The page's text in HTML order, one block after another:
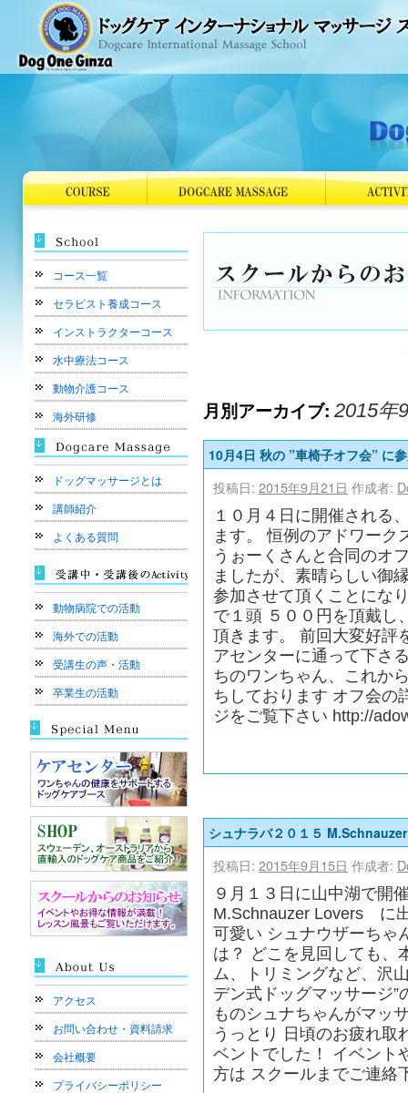
コース一覧
セラピスト養成コース
インストラクターコース
水中療法コース
動物介護コース
海外研修
ドッグマッサージとは
講師紹介
よくある質問
動物病院での活動
海外での活動
受講生の声・活動
卒業生の活動
アクセス
お問い合わせ・資料請求
会社概要
プライバシーポリシー
月別アーカイブ: 2015年
10月4日 秋の ”車椅子オフ会” に
投稿日: 2015年9月21日 作成者:
１０月４日に開催される
ます。 恒例のアドワーク
うぉーくさんと合同のオ
ましたが、素晴らしい御
参加させて頂くことにな
で１頭 ５００円を頂戴し
頂きます。 前回大変好評
アセンターに通って下さ
ちのワンちゃん、これか
ちしております オフ会の
ジをご覧下さい http://
シュナラバ２０１５
投稿日: 2015年9月15日 作成者:
９月１３日に山中湖で開
M.Schnauzer Lovers に
可愛い シュナウザーちゃ
は？ どこを見回しても、
ム、トリミングなど、沢
デン式ドッグマッサージ
ものシュナちゃんがマッ
うっとり 日頃のお疲れ取
ベントでした！ イベント
方は スクールまでご連絡